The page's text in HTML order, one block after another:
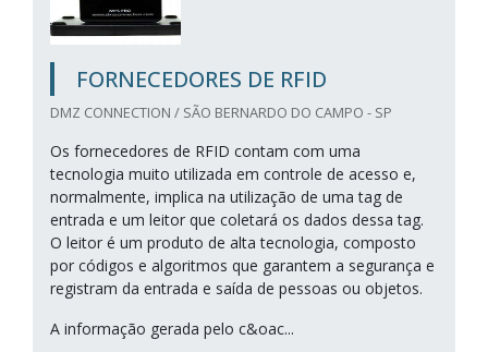
FORNECEDORES DE RFID
DMZ CONNECTION / SÃO BERNARDO DO CAMPO - SP
Os fornecedores de RFID contam com uma
tecnologia muito utilizada em controle de acesso e,
normalmente, implica na utilização de uma tag de
entrada e um leitor que coletará os dados dessa tag.
O leitor é um produto de alta tecnologia, composto
por códigos e algoritmos que garantem a segurança e
registram da entrada e saída de pessoas ou objetos.
A informação gerada pelo c&oac...